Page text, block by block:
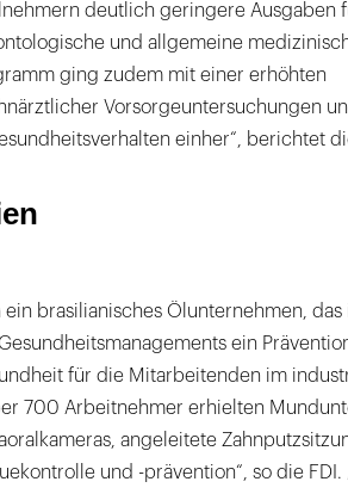
deutlich geringere Ausgaben
und allgemeine
ging zudem mit einer erhöhten
Vorsorgeuntersuchungen
einher“, berichtet
ein brasilianisches Ölunternehmen, das
ein
für die Mitarbeitenden im
700 Arbeitnehmer erhielten
angeleitete
und -prävention“, so die FDI.